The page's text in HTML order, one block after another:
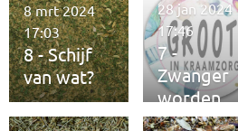
8 - Schijf
van wat?
8 mrt 2024
17:03
7 -
Zwanger
worden
28 jan 2024
17:46